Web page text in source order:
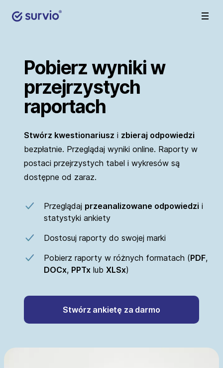
Pobierz wyniki w
przejrzystych
raportach
Stwórz kwestionariusz i zbieraj odpowiedzi
bezpłatnie. Przeglądaj wyniki online. Raporty w
postaci przejrzystych tabel i wykresów są
dostępne od zaraz.
Przeglądaj przeanalizowane odpowiedzi i
statystyki ankiety
Dostosuj raporty do swojej marki
Pobierz raporty w różnych formatach (PDF,
DOCx, PPTx lub XLSx)
Stwórz ankietę za darmo